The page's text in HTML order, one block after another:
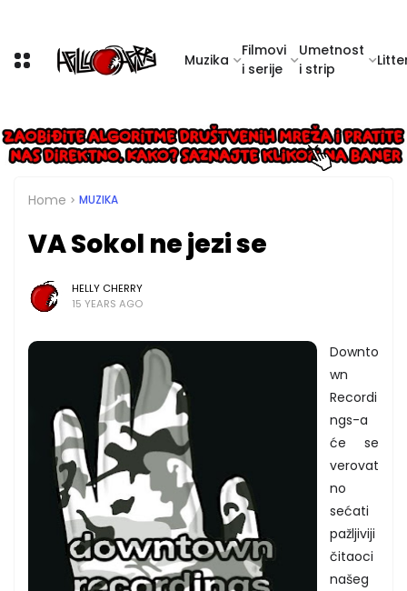
Muzika
Filmovi
i serije
Umetnost
i strip
Home MUZIKA
VA Sokol ne jezi se
HELLY CHERRY
15 YEARS AGO
Downto
wn
Recordi
ngs-a
će se
verovat
no
sećati
pažljiviji
čitaoci
našeg